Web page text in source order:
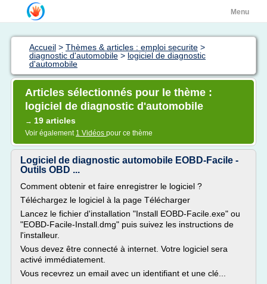
Menu
Accueil > Thèmes & articles : emploi securite >
diagnostic d'automobile > logiciel de diagnostic
d'automobile
Articles sélectionnés pour le thème :
logiciel de diagnostic d'automobile
→ 19 articles
Voir également 1 Vidéos pour ce thème
Logiciel de diagnostic automobile EOBD-Facile -
Outils OBD ...
Comment obtenir et faire enregistrer le logiciel ?
Téléchargez le logiciel à la page Télécharger
Lancez le fichier d'installation "Install EOBD-Facile.exe" ou
"EOBD-Facile-Install.dmg" puis suivez les instructions de
l'installeur.
Vous devez être connecté à internet. Votre logiciel sera
activé immédiatement.
Vous recevrez un email avec un identifiant et une clé...